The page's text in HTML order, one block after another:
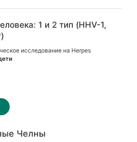
1 и 2 тип (HHV-1,
исследование на Herpes
Челны